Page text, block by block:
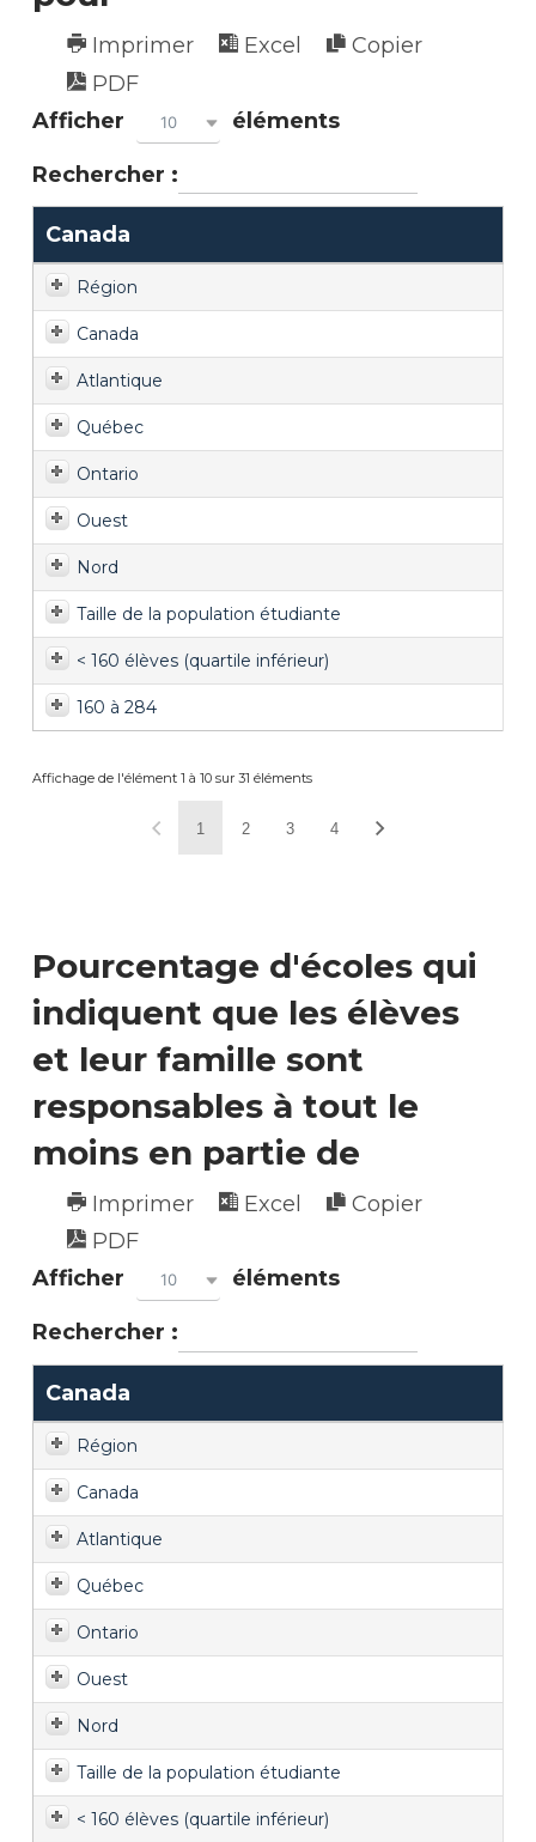
Imprimer Excel
Copier
PDF
Afficher
10 éléments
Rechercher :
Canada
Région
Canada
Atlantique
Québec
Ontario
Ouest
Nord
Taille de la population étudiante
< 160 élèves (quartile inférieur)
160 à 284
Affichage de l'élément 1 à 10 sur 31 éléments
1 2 3 4
Pourcentage d'écoles qui
indiquent que les élèves
et leur famille sont
responsables à tout le
moins en partie de
Imprimer Excel
Copier
PDF
Afficher
10 éléments
Rechercher :
Canada
Région
Canada
Atlantique
Québec
Ontario
Ouest
Nord
Taille de la population étudiante
< 160 élèves (quartile inférieur)